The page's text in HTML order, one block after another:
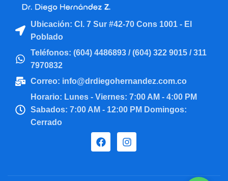
Ubicación: Cl. 7 Sur #42-70 Cons 1001 - El
Poblado
Teléfonos: (604) 4486893 / (604) 322 9015 / 311
7970832
Correo: info@drdiegohernandez.com.co
Horario: Lunes - Viernes: 7:00 AM - 4:00 PM
Sabados: 7:00 AM - 12:00 PM Domingos:
Cerrado